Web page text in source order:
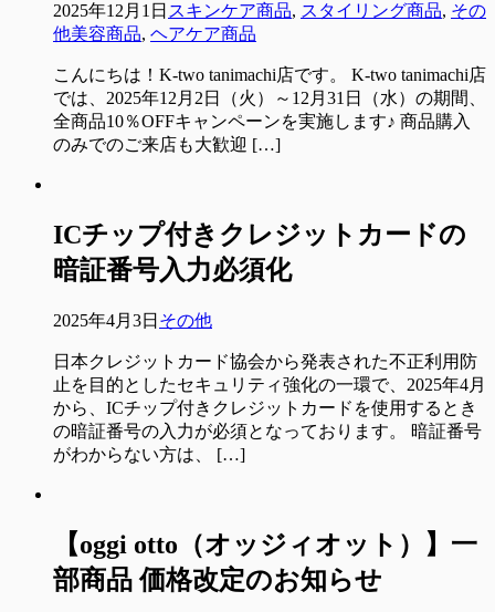
2025年12月1日 スキンケア商品, スタイリング商品, その
他美容商品, ヘアケア商品
こんにちは！K-two tanimachi店です。 K-two tanimachi店
では、2025年12月2日（火）～12月31日（水）の期間、
全商品10％OFFキャンペーンを実施します♪ 商品購入
のみでのご来店も大歓迎 […]
ICチップ付きクレジットカードの
暗証番号入力必須化
2025年4月3日 その他
日本クレジットカード協会から発表された不正利用防
止を目的としたセキュリティ強化の一環で、2025年4月
から、ICチップ付きクレジットカードを使用するとき
の暗証番号の入力が必須となっております。 暗証番号
がわからない方は、 […]
【oggi otto（オッジィオット）】一
部商品 価格改定のお知らせ